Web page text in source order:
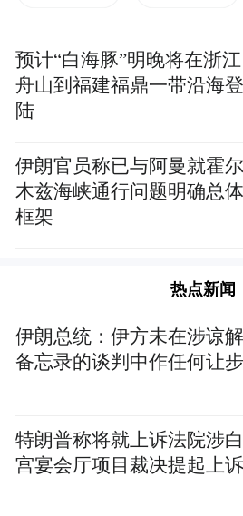
预计“白海豚”明晚将在浙江
舟山到福建福鼎一带沿海登
陆
伊朗官员称已与阿曼就霍尔
木兹海峡通行问题明确总体
框架
热点新闻
伊朗总统：伊方未在涉谅解
备忘录的谈判中作任何让步
特朗普称将就上诉法院涉白
宫宴会厅项目裁决提起上诉